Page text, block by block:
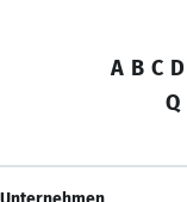
A B C D
Q